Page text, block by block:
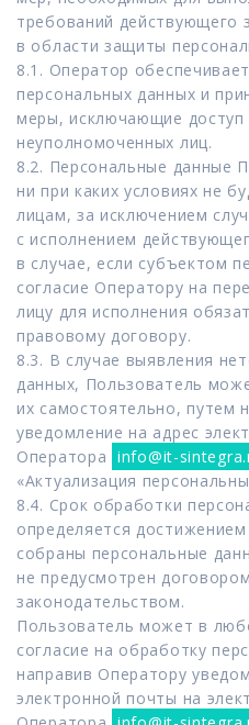
требований действующего
в области защиты
8.1. Оператор
персональных данных и
меры, исключающие
неуполномоченных лиц.
8.2. Персональные данные
ни при каких условиях не
лицам, за исключением
с исполнением
в случае, если субъектом
согласие Оператору на
лицу для исполнения
правовому договору.
8.3. В случае выявления
данных, Пользователь
их самостоятельно, путем
уведомление на адрес
Оператора info@it-
«Актуализация
8.4. Срок обработки
определяется
собраны персональные
не предусмотрен
законодательством.
Пользователь может в
согласие на обработку
направив Оператору
электронной почты на